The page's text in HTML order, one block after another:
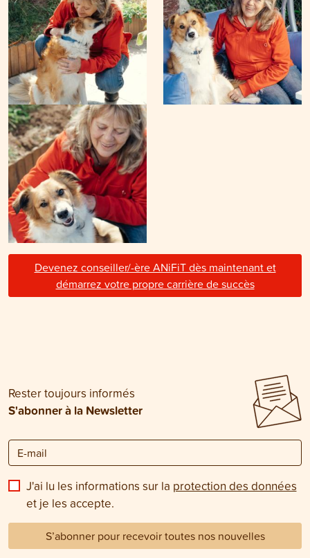
Devenez conseiller/-ère ANiFiT dès maintenant et
démarrez votre propre carrière de succès
Rester toujours informés
S'abonner à la Newsletter
J'ai lu les informations sur la protection des données
et je les accepte.
S’abonner pour recevoir toutes nos nouvelles